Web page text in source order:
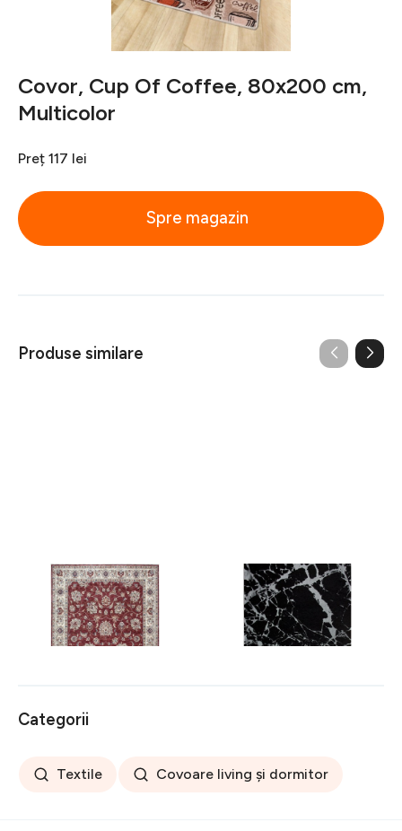
Covor, Cup Of Coffee, 80x200 cm,
Multicolor
Preț 117 lei
Spre magazin
Produse similare
Covor rezistent Eko, ALT
05 - Red, Ivory, 100%
poliester, 80 x 150 cm
256 lei
Covor rezistent SM 21 -
Black, Silver XW, 80x300
441 lei
Categorii
Textile Covoare living și dormitor